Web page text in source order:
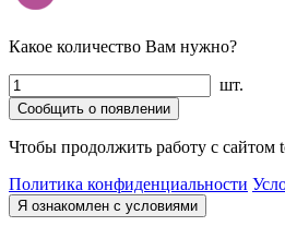
Какое количество Вам нужно?
шт.
Сообщить о появлении
Чтобы продолжить работу с сайтом
Политика конфиденциальности
Я ознакомлен с условиями